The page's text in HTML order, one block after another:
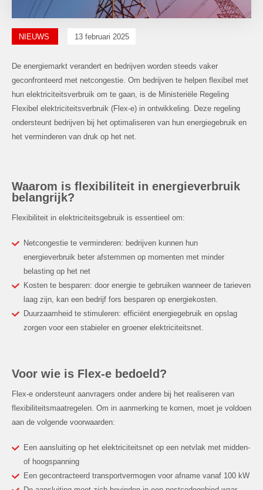
NIEUWS 13 februari 2025
De energiemarkt verandert en bedrijven worden steeds vaker
geconfronteerd met netcongestie. Om bedrijven te helpen flexibel met
hun elektriciteitsverbruik om te gaan, is de Ministeriële Regeling
Flexibel elektriciteitsverbruik (Flex-e) in ontwikkeling. Deze regeling
ondersteunt bedrijven bij het optimaliseren van hun energiegebruik en
het verminderen van druk op het net.
Waarom is flexibiliteit in energieverbruik
belangrijk?
Flexibiliteit in elektriciteitsgebruik is essentieel om:
Netcongestie te verminderen: bedrijven kunnen hun
energieverbruik beter afstemmen op momenten met minder
belasting op het net
Kosten te besparen: door energie te gebruiken wanneer de tarieven
laag zijn, kan een bedrijf fors besparen op energiekosten.
Duurzaamheid te stimuleren: efficiënt energiegebruik en opslag
zorgen voor een stabieler en groener elektriciteitsnet.
Voor wie is Flex-e bedoeld?
Flex-e ondersteunt aanvragers onder andere bij het realiseren van
flexibiliteitsmaatregelen. Om in aanmerking te komen, moet je voldoen
aan de volgende voorwaarden:
Een aansluiting op het elektriciteitsnet op een netvlak met midden-
of hoogspanning
Een gecontracteerd transportvermogen voor afname vanaf 100 kW